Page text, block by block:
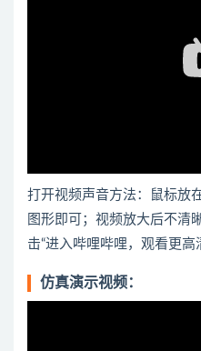
打开视频声音方法：鼠标放
图形即可；视频放大后不清
击“进入哔哩哔哩，观看更高
仿真演示视频：